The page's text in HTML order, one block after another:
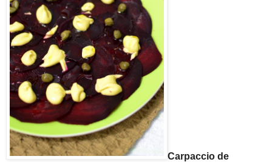
Carpaccio de